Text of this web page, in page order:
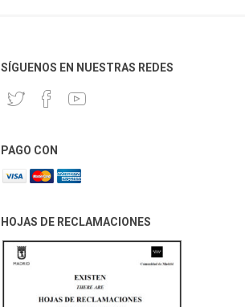
SÍGUENOS EN NUESTRAS REDES
PAGO CON
HOJAS DE RECLAMACIONES